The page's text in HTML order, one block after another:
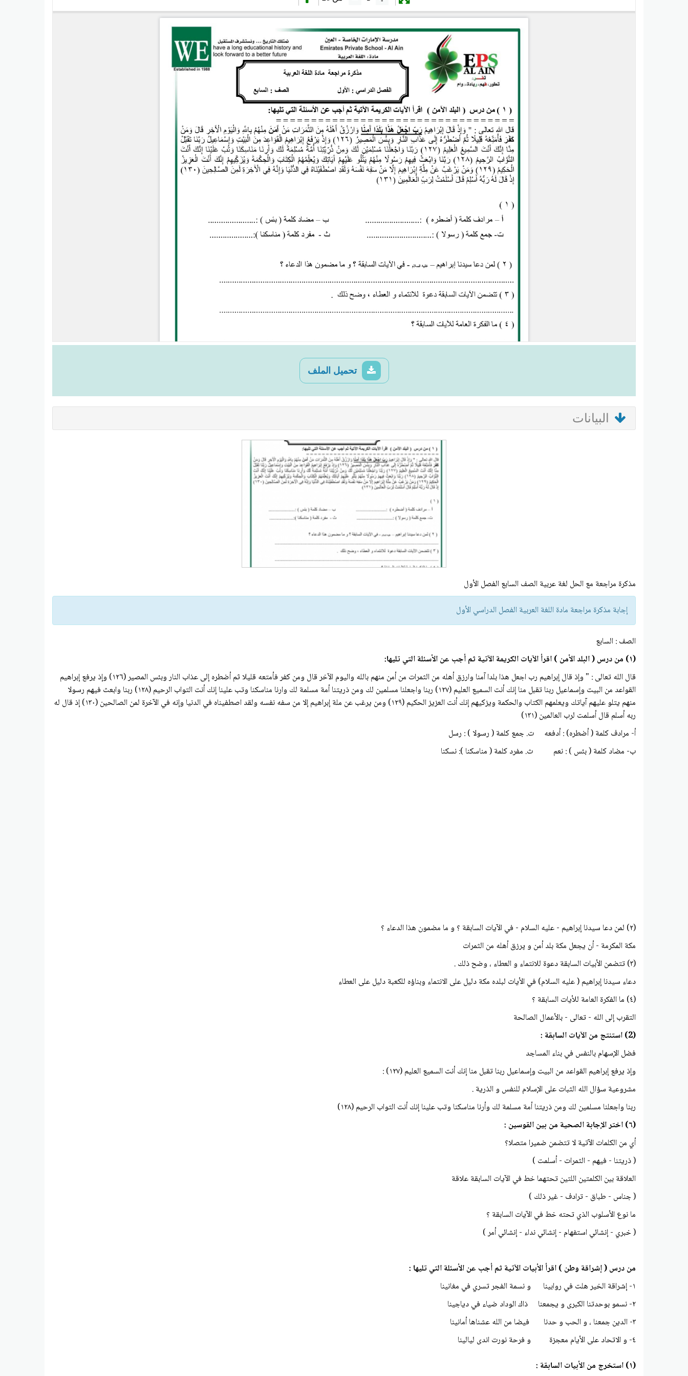
تحميل الملف
البيانات
مذكرة مراجعة مع الحل لغة عربية الصف السابع الفصل الأول
إجابة مذكرة مراجعة مادة اللغة العربية الفصل الدراسي الأول
الصف : السابع
(۱) من درس ( البلد الأمن ) اقرأ الآيات الكريمة الآتية ثم أجب عن الأسئلة التي تليها:
قال الله تعالى : " وإذ قال إبراهيم رب اجعل هذا بلدا آمنا وارزق أهله من الثمرات من أمن منهم بالله واليوم الآخر قال ومن كفر فأمتعه قليلا ثم أضطره إلى عذاب النار وبئس المصير (۱۲٦) وإذ يرفع إبراهيم
القواعد من البيت وإسماعيل ربنا تقبل منا إنك أنت السميع العليم (۱۲۷) ربنا واجعلنا مسلمين لك ومن ذريتنا أمة مسلمة لك وارنا مناسكنا وتب علينا إنك أنت التواب الرحيم (۱۲۸) ربنا وابعث فيهم رسولا
منهم يتلو عليهم آياتك ويعلمهم الكتاب والحكمة ويزكيهم إنك أنت العزيز الحكيم (۱۲۹) ومن يرغب عن ملة إبراهيم إلا من سفه نفسه ولقد اصطفيناه في الدنيا وإنه في الآخرة لمن الصالحين (۱۳۰) إذ قال له
ربه أسلم قال أسلمت لرب العالمين (۱۳۱)
أ- مرادف كلمة ( أضطره) : أدفعه ت. جمع كلمة ( رسولا ) : رسل
ب- مضاد كلمة ( بئس ) : نعم ث. مفرد كلمة ( مناسكنا ): نسكنا
(۲) لمن دعا سيدنا إبراهيم - عليه السلام - في الآيات السابقة ؟ و ما مضمون هذا الدعاء ؟
مكة المكرمة - أن يجعل مكة بلد أمن و پرزق أهله من الثمرات
(۳) تتضمن الأبيات السابقة دعوة للانتماء و العطاء ، وضح ذلك .
دعاء سيدنا إبراهيم ( عليه السلام) في الأيات لبلده مكة دليل على الانتماء وبناؤه للكعبة دليل على العطاء
(٤) ما الفكرة العامة للأيات السابقة ؟
التقرب إلى الله - تعالى - بالأعمال الصالحة
(2) استنتج من الآيات السابقة :
فضل الإسهام بالنفس في بناء المساجد
وإذ يرفع إبراهيم القواعد من البيت وإسماعيل ربنا تقبل منا إنك أنت السميع العليم (۱۲۷) :
مشروعية سؤال الله الثبات على الإسلام للنفس و الذرية .
ربنا واجعلنا مسلمين لك ومن ذريتنا أمة مسلمة لك وأرنا مناسكنا وتب علينا إنك أنت التواب الرحيم (۱۲۸)
(٦) اختر الإجابة الصحية من بين القوسين :
أي من الكلمات الآتية لا تتضمن ضميرا متصلا؟
( ذريتنا - فيهم - الثمرات - أسلمت )
العلاقة بين الكلمتين اللتين تحتهما خط في الآيات السابقة علاقة
( جناس - طباق - ترادف - غير ذلك )
ما نوع الأسلوب الذي تحته خط في الآيات السابقة ؟
( خبري - إنشائي استفهام - إنشائي نداء - إنشائي أمر )
من درس ( إشراقة وطن ) اقرأ الأبيات الآتية ثم أجب عن الأسئلة التي تليها :
١- إشراقة الخير هلت في روابينا و نسمة الفجر تسري في مغانينا
۲- نسمو بوحدتنا الكبرى و يجمعنا ذاك الوداد ضياء في دياجينا
٣- الدين جمعنا ، و الحب و حدنا فيضا من الله عشناها أمانينا
٤- و الاتحاد على الأيام معجزة و فرحة نورت اندى ليالينا
(۱) استخرج من الأبيات السابقة :